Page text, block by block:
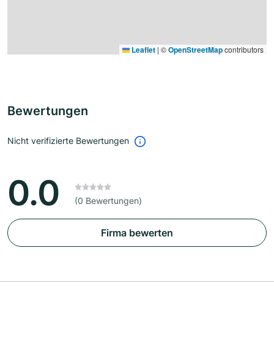
Leaflet | ©OpenStreetMapcontributors
Bewertungen
Nicht verifizierte Bewertungen
0.0 (0 Bewertungen)
Firma bewerten